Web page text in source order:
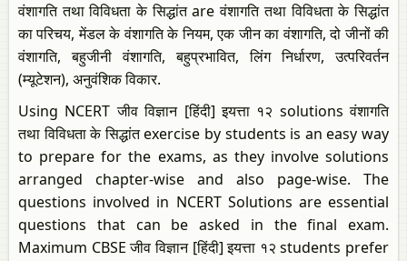
वंशागति तथा विविधता के सिद्धांत are वंशागति तथा विविधता के सिद्धांत
का परिचय, मेंडल के वंशागति के नियम, एक जीन का वंशागति, दो जीनों की
वंशागति, बहुजीनी वंशागति, बहुप्रभावित, लिंग निर्धारण, उत्परिवर्तन
(म्यूटेशन), अनुवंशिक विकार.
Using NCERT जीव विज्ञान [हिंदी] इयत्ता १२ solutions वंशागति
तथा विविधता के सिद्धांत exercise by students is an easy way
to prepare for the exams, as they involve solutions
arranged chapter-wise and also page-wise. The
questions involved in NCERT Solutions are essential
questions that can be asked in the final exam.
Maximum CBSE जीव विज्ञान [हिंदी] इयत्ता १२ students prefer